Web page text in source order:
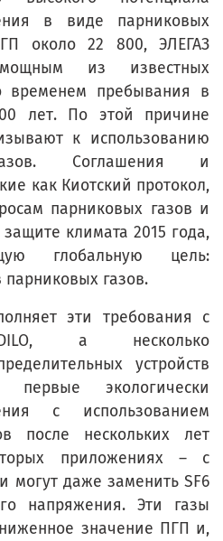
в виде парниковых
около 22 800, ЭЛЕГАЗ
из известных
временем пребывания в
лет. По этой причине
к использованию
Соглашения и
как Киотский протокол,
парниковых газов и
климата 2015 года,
глобальную цель:
газов.
эти требования с
а несколько
устройств
первые экологически
с использованием
после нескольких лет
приложениях – с
могут даже заменить SF6
напряжения. Эти газы
значение ПГП и,